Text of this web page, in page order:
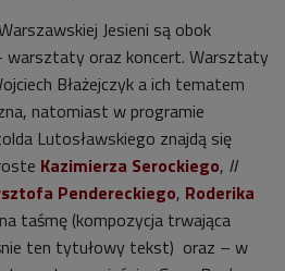
Jesieni są obok
warsztaty oraz koncert. Warsztaty
Błażejczyk a ich tematem
natomiast w programie
Lutosławskiego znajdą się
Kazimierza Serockiego, II
Pendereckiego, Roderika
taśmę (kompozycja trwająca
ten tytułowy tekst) oraz – w